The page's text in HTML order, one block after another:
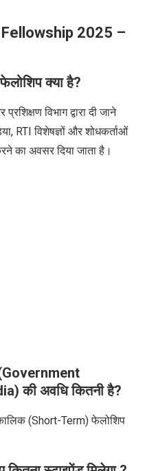
2025 –
क्या है?
विभाग द्वारा दी जाने
RTI विशेषज्ञों और शोधकर्ताओं
का अवसर दिया जाता है।
की अवधि कितनी है?
(Short-Term) फेलोशिप